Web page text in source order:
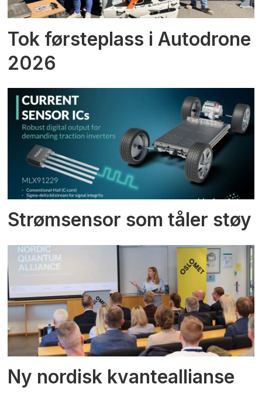
Tok førsteplass i Autodrone
2026
Strømsensor som tåler støy
Ny nordisk kvanteallianse